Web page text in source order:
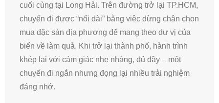
cuối cùng tại Long Hải. Trên đường trở lại TP.HCM,
chuyến đi được “nối dài” bằng việc dừng chân chọn
mua đặc sản địa phương để mang theo dư vị của
biển về làm quà. Khi trở lại thành phố, hành trình
khép lại với cảm giác nhẹ nhàng, đủ đầy – một
chuyến đi ngắn nhưng đọng lại nhiều trải nghiệm
đáng nhớ.